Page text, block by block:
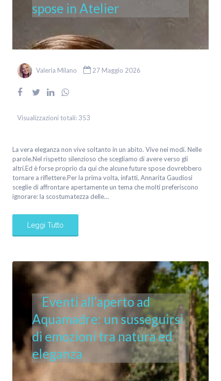
spose in Atelier
Valeria Milano 27 Maggio 2026
Visualizzazioni totali: 353
La vera eleganza non vive soltanto in un abito. Vive nei modi. Nelle
parole.Nel rispetto silenzioso che scegliamo di avere verso gli
altri.Ed è forse proprio da qui che alcune future spose dovrebbero
tornare a riflettere.Per la prima volta, infatti, Annarita Gaudiosi
sceglie di affrontare apertamente un tema che molti preferiscono
ignorare: la scostumatezza delle…
Leggi Tutto
Eventi all’aperto ad
Aquamadre: un susseguirsi
di emozioni tra natura ed
eleganza